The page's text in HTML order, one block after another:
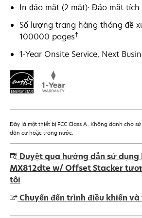
In đảo mặt (2 mặt): Đảo mặt
Số lượng trang hàng tháng đề
100000 pages†
1-Year Onsite Service, Next
Đây là một thiết bị FCC Class A. Không dành cho
dân cư hoặc trong nước.
Duyệt qua hướng dẫn sử dụng
MX812dte w/ Offset Stacker
tôi
Chuyển đến trình điều khiển
opens